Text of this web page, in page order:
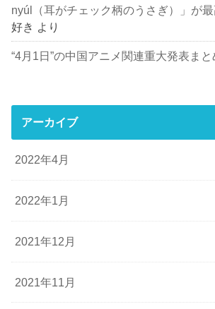
nyúl（耳がチェック柄のうさぎ）」が
好き より
“4月1日”の中国アニメ関連重大発表まと
アーカイブ
2022年4月
2022年1月
2021年12月
2021年11月